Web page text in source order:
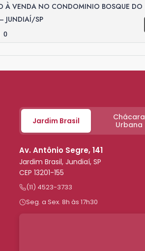
À VENDA NO CONDOMINIO BOSQUE DO
JUNDIAÍ/SP
0
Jardim Brasil
Chácara
Urbana
Av. Antônio Segre, 141
Jardim Brasil, Jundiaí, SP
CEP 13201-155
(11) 4523-3733
Seg. a Sex. 8h às 17h30